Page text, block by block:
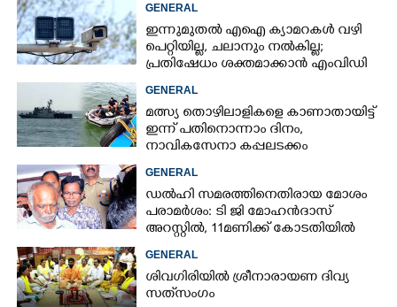
GENERAL
ഇന്നുമുതൽ എഐ ക്യാമറകൾ വഴി
പെറ്റിയില്ല, ചലാനും നൽകില്ല;
പ്രതിഷേധം ശക്തമാക്കാൻ എംവിഡി
GENERAL
മത്സ്യ തൊഴിലാളികളെ കാണാതായിട്ട്
ഇന്ന് പതിനൊന്നാം ദിനം,
നാവികസേനാ കപ്പലടക്കം
GENERAL
ഡൽഹി സമരത്തിനെതിരായ മോശം
പരാമർശം: ടി ജി മോഹൻദാസ്
അറസ്റ്റിൽ, 11മണിക്ക് കോടതിയിൽ
GENERAL
ശിവഗിരിയിൽ ശ്രീനാരായണ ദിവ്യ
സത്‌സംഗം